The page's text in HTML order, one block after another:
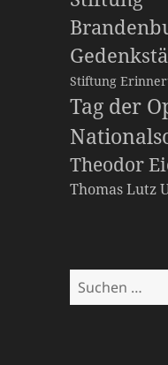
Stiftung
Tag der
Theodor
Thomas Lutz
Suchen
nach: